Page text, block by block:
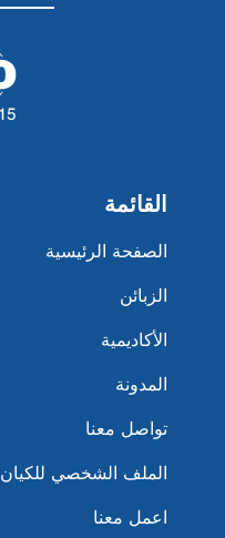
القائمة
الصفحة الرئيسية
الزبائن
الأكاديمية
المدونة
تواصل معنا
الملف الشخصي للكيان
اعمل معنا